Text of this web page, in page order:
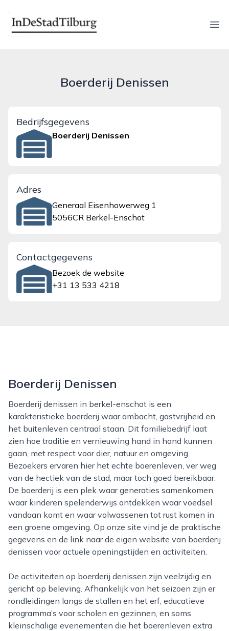
indestadtilburg.nl
Boerderij Denissen
Bedrijfsgegevens
Boerderij Denissen
Adres
Generaal Eisenhowerweg 1
5056CR Berkel-Enschot
Contactgegevens
Bezoek de website
+31 13 533 4218
Boerderij Denissen
Boerderij denissen in berkel-enschot is een
karakteristieke boerderij waar ambacht, gastvrijheid en
het buitenleven centraal staan. Dit familiebedrijf laat
zien hoe traditie en vernieuwing hand in hand kunnen
gaan, met respect voor dier, natuur en omgeving.
Bezoekers ervaren hier het echte boerenleven, ver weg
van de hectiek van de stad, maar toch goed bereikbaar.
De boerderij is een plek waar generaties samenkomen,
waar kinderen spelenderwijs ontdekken waar voedsel
vandaan komt en waar volwassenen tot rust komen in
een groene omgeving. Op onze site vind je de praktische
gegevens en de link naar de eigen website van boerderij
denissen voor actuele openingstijden en activiteiten.
De activiteiten op boerderij denissen zijn veelzijdig en
gericht op beleving. Afhankelijk van het seizoen zijn er
rondleidingen langs de stallen en het erf, educatieve
programma’s voor scholen en gezinnen, en soms
kleinschalige evenementen die het boerenleven extra